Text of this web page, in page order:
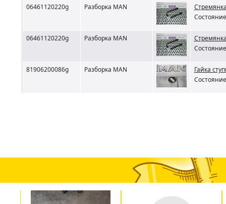
06461120220g Разборка MAN
06461120220g Разборка MAN
81906200086g Разборка MAN
Гайка